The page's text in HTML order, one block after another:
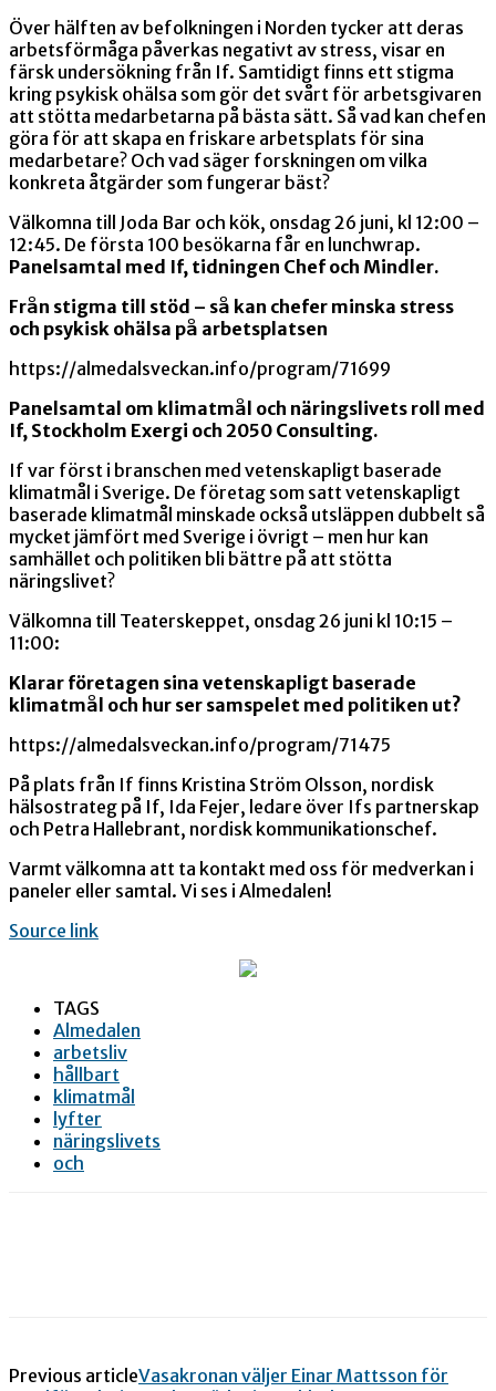
Över hälften av befolkningen i Norden tycker att deras
arbetsförmåga påverkas negativt av stress, visar en
färsk undersökning från If. Samtidigt finns ett stigma
kring psykisk ohälsa som gör det svårt för arbetsgivaren
att stötta medarbetarna på bästa sätt. Så vad kan chefen
göra för att skapa en friskare arbetsplats för sina
medarbetare? Och vad säger forskningen om vilka
konkreta åtgärder som fungerar bäst?
Välkomna till Joda Bar och kök, onsdag 26 juni, kl 12:00 –
12:45. De första 100 besökarna får en lunchwrap.
Panelsamtal med If, tidningen Chef och Mindler.
Från stigma till stöd – så kan chefer minska stress
och psykisk ohälsa på arbetsplatsen
https://almedalsveckan.info/program/71699
Panelsamtal om klimatmål och näringslivets roll med
If, Stockholm Exergi och 2050 Consulting.
If var först i branschen med vetenskapligt baserade
klimatmål i Sverige. De företag som satt vetenskapligt
baserade klimatmål minskade också utsläppen dubbelt så
mycket jämfört med Sverige i övrigt – men hur kan
samhället och politiken bli bättre på att stötta
näringslivet?
Välkomna till Teaterskeppet, onsdag 26 juni kl 10:15 –
11:00:
Klarar företagen sina vetenskapligt baserade
klimatmål och hur ser samspelet med politiken ut?
https://almedalsveckan.info/program/71475
På plats från If finns Kristina Ström Olsson, nordisk
hälsostrateg på If, Ida Fejer, ledare över Ifs partnerskap
och Petra Hallebrant, nordisk kommunikationschef.
Varmt välkomna att ta kontakt med oss för medverkan i
paneler eller samtal. Vi ses i Almedalen!
Source link
TAGS
Almedalen
arbetsliv
hållbart
klimatmål
lyfter
näringslivets
och
Previous articleVasakronan väljer Einar Mattsson för